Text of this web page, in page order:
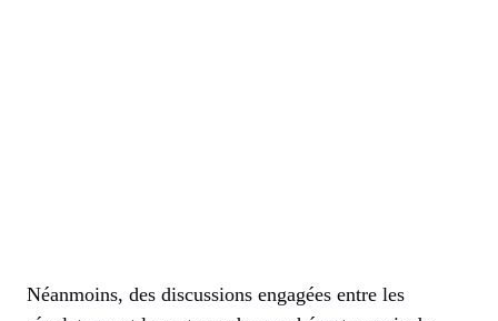
Néanmoins, des discussions engagées entre les